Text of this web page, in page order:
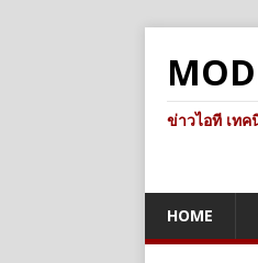
ข่าวไอที เทค
HOME